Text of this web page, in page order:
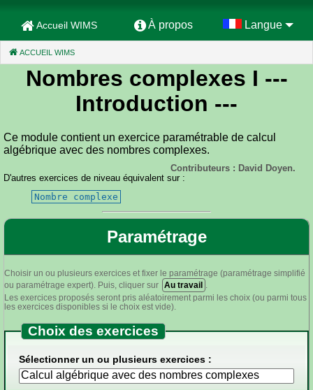
Accueil WIMS À propos Langue
ACCUEIL WIMS
Nombres complexes I ---
Introduction ---
Ce module contient un exercice paramétrable de calcul
algébrique avec des nombres complexes.
Contributeurs : David Doyen.
D'autres exercices de niveau équivalent sur :
Nombre complexe
Paramétrage
Choisir un ou plusieurs exercices et fixer le paramétrage (paramétrage simplifié
ou paramétrage expert). Puis, cliquer sur Au travail
Les exercices proposés seront pris aléatoirement parmi les choix (ou parmi tous
les exercices disponibles si le choix est vide).
Choix des exercices
Sélectionner un ou plusieurs exercices :